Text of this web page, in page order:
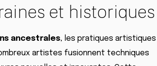
et historiques
ancestrales, les pratiques artistiques
artistes fusionnent techniques